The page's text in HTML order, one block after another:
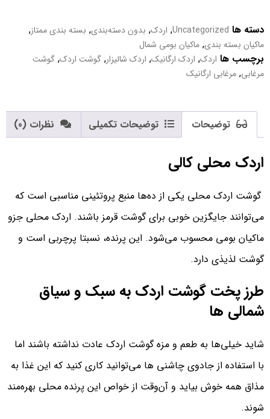
دسته ها Uncategorized
, اردک, بدون دسته‌بندی, بسته بندی ممتاز,
ماکیان بسته بندی, ماکیان بومی شمال
برچسب ها اردک, اردک ارگانیک, اردک شالیزار, گوشت اردک, گوشت
مرغابی, مرغابی ارگانیک
توضیحات توضیحات تکمیلی نظرات (0)
اردک محلی کالی
گوشت اردک محلی یکی از ده‌ها منبع پروتئینی مناسبی است که
می‌توانند جایگزین خوبی برای گوشت قرمز باشند. اردک محلی جزو
ماکیان بومی محسوب می‌شود. این پرنده، نسبتا پرچربی است و
گوشت لذیذی دارد.
طرز پخت گوشت اردک به سبک و سیاق
شمالی ها
شاید خیلی‌ها به طعم و مزه گوشت اردک عادت نداشته باشند اما
با استفاده از جادوی چاشنی ها می‌توانید کاری کنید که این غذا به
مذاق همه خوش بیاید و آن‌وقت از خواص این پرنده محلی بهره‌مند
شوند.